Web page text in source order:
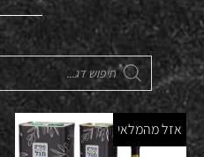
אזל מהמלאי